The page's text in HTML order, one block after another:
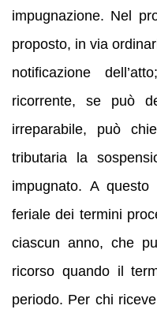
impugnazione. Nel
proposto, in via
notificazione
ricorrente, se può
irreparabile, può
tributaria la
impugnato. A
feriale dei termini
ciascun anno, che
ricorso quando il
periodo. Per chi